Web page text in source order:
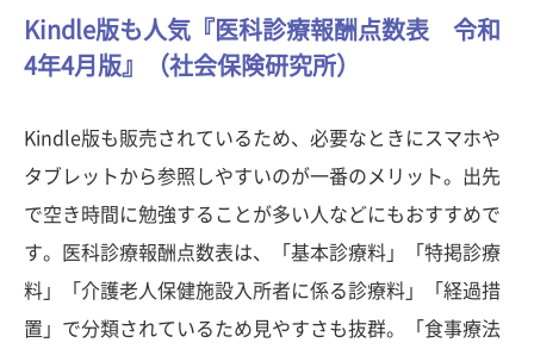
Kindle版も人気『医科診療報酬点数表 令和
4年4月版』（社会保険研究所）
Kindle版も販売されているため、必要なときにスマホや
タブレットから参照しやすいのが一番のメリット。出先
で空き時間に勉強することが多い人などにもおすすめで
す。医科診療報酬点数表は、「基本診療料」「特掲診療
料」「介護老人保健施設入所者に係る診療料」「経過措
置」で分類されているため見やすさも抜群。「食事療法